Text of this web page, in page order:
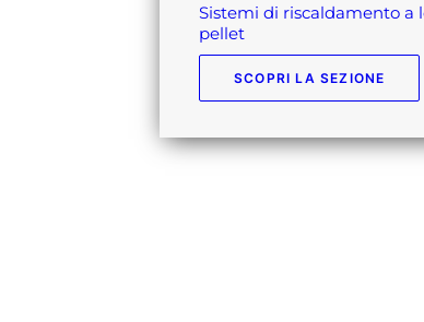
sistemi di riscaldamento a legna e
pellet
SCOPRI LA SEZIONE